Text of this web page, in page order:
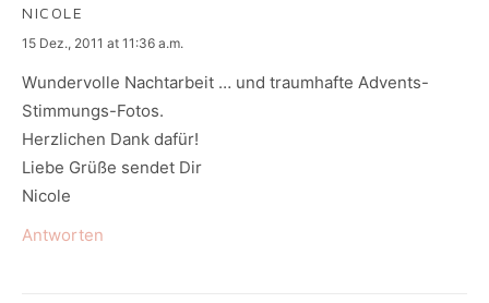
NICOLE
says:
15 Dez., 2011 at 11:36 a.m.
Wundervolle Nachtarbeit … und traumhafte Advents-
Stimmungs-Fotos.
Herzlichen Dank dafür!
Liebe Grüße sendet Dir
Nicole
Antworten